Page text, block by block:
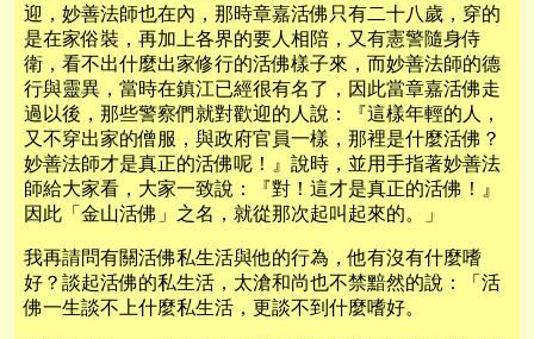
迎，妙善法師也在內，那時章嘉活佛只有二十八歲，穿的
是在家俗裝，再加上各界的要人相陪，又有憲警隨身侍
衛，看不出什麼出家修行的活佛樣子來，而妙善法師的德
行與靈異，當時在鎮江已經很有名了，因此當章嘉活佛走
過以後，那些警察們就對歡迎的人說：『這樣年輕的人，
又不穿出家的僧服，與政府官員一樣，那裡是什麼活佛？
妙善法師才是真正的活佛呢！』說時，並用手指著妙善法
師給大家看，大家一致說：『對！這才是真正的活佛！』
因此「金山活佛」之名，就從那次起叫起來的。」
我再請問有關活佛私生活與他的行為，他有沒有什麼嗜
好？談起活佛的私生活，太滄和尚也不禁黯然的說：「活
佛一生談不上什麼私生活，更談不到什麼嗜好。